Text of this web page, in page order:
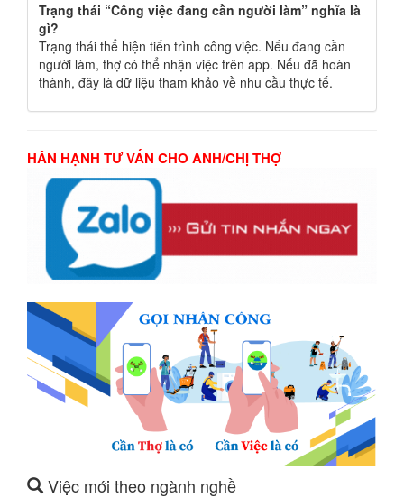
Trạng thái “Công việc đang cần người làm” nghĩa là
gì?
Trạng thái thể hiện tiến trình công việc. Nếu đang cần
người làm, thợ có thể nhận việc trên app. Nếu đã hoàn
thành, đây là dữ liệu tham khảo về nhu cầu thực tế.
HÂN HẠNH TƯ VẤN CHO ANH/CHỊ THỢ
Việc mới theo ngành nghề